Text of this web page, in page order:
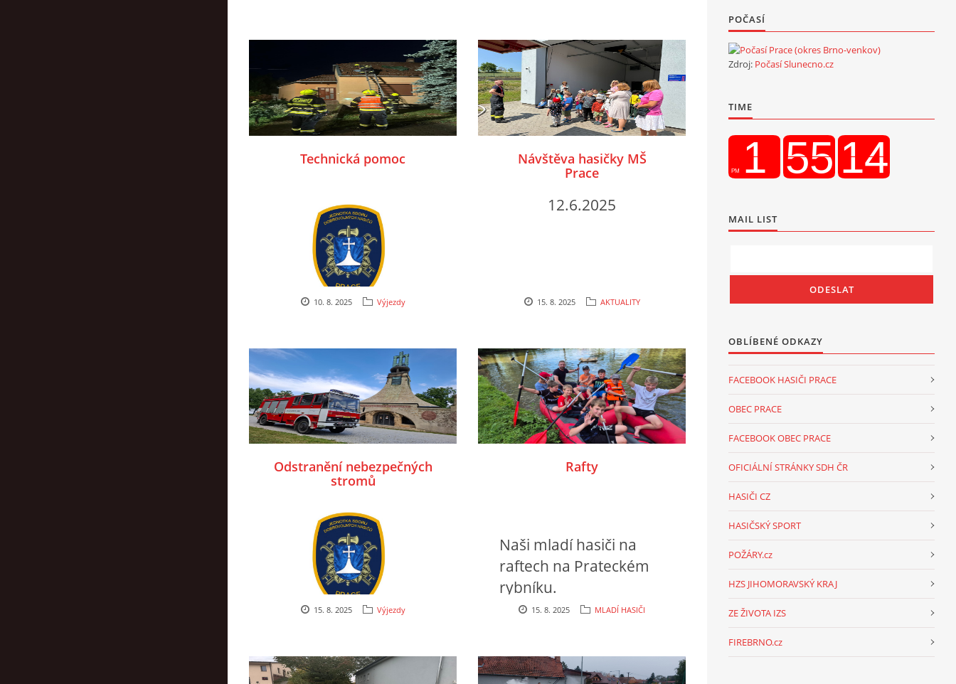
fakt nebojí!!
naší obce zasahovat. Navíc zažily
jak to vypadá, když je hasičům
vyhlášený poplach. Děkujeme
hasičům z HZS JHM PS Pozořice a
také Petrovi Šimarovi za
sponzorsky poskytnutý autobus.
Technická pomoc
10. 8. 2025 Výjezdy
Návštěva hasičky MŠ
Prace
12.6.2025
15. 8. 2025 AKTUALITY
Odstranění nebezpečných
stromů
15. 8. 2025 Výjezdy
Rafty
Naši mladí hasiči na
raftech na Prateckém
rybníku.
15. 8. 2025 MLADÍ HASIČI
POČASÍ
Zdroj: Počasí Slunecno.cz
TIME
MAIL LIST
OBLÍBENÉ ODKAZY
FACEBOOK HASIČI PRACE
OBEC PRACE
FACEBOOK OBEC PRACE
OFICIÁLNÍ STRÁNKY SDH ČR
HASIČI CZ
HASIČSKÝ SPORT
POŽÁRY.cz
HZS JIHOMORAVSKÝ KRAJ
ZE ŽIVOTA IZS
FIREBRNO.cz